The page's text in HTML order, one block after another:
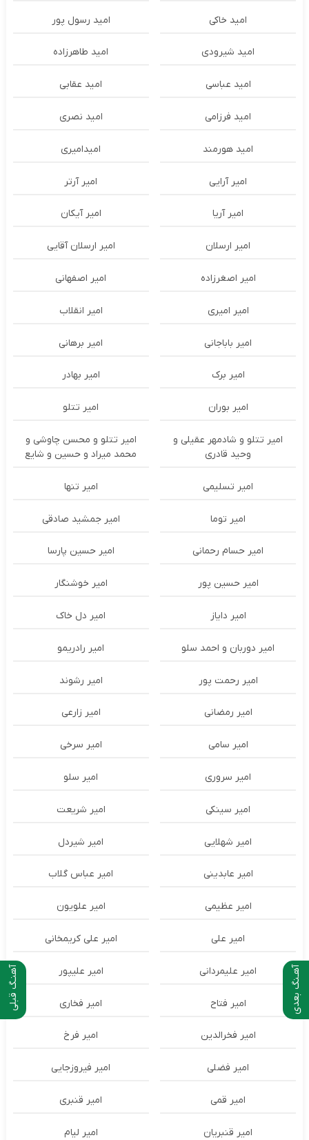
آهنـگ قبلی آهـنگ بعدی
امید خاکی امید رسول پور
امید شیرودی امید طاهرزاده
امید عباسی امید عقابی
امید فرزامی امید نصری
امید هورمند امیدامیری
امیر آرایی امیر آرتر
امیر آریا امیر آیکان
امیر ارسلان امیر ارسلان آقایی
امیر اصغرزاده امیر اصفهانی
امیر امیری امیر انقلاب
امیر باباجانی امیر برهانی
امیر برک امیر بهادر
امیر بوران امیر تتلو
امیر تتلو و شادمهر عقیلی و
وحید قادری
امیر تتلو و محسن چاوشی و
محمد میراد و حسین و شایع
امیر تسلیمی امیر تنها
امیر توما امیر جمشید صادقی
امیر حسام رحمانی امیر حسین پارسا
امیر حسین پور امیر خوشنگار
امیر دایاز امیر دل خاک
امیر دوربان و احمد سلو امیر رادریمو
امیر رحمت پور امیر رشوند
امیر رمضانی امیر زارعی
امیر سامی امیر سرخی
امیر سروری امیر سلو
امیر سینکی امیر شریعت
امیر شهلایی امیر شیردل
امیر عابدینی امیر عباس گلاب
امیر عظیمی امیر علویون
امیر علی امیر علی کریمخانی
امیر علیمردانی امیر علیپور
امیر فتاح امیر فخاری
امیر فخرالدین امیر فرخ
امیر فضلی امیر فیروزجایی
امیر قمی امیر قنبری
امیر قنبریان امیر لیام